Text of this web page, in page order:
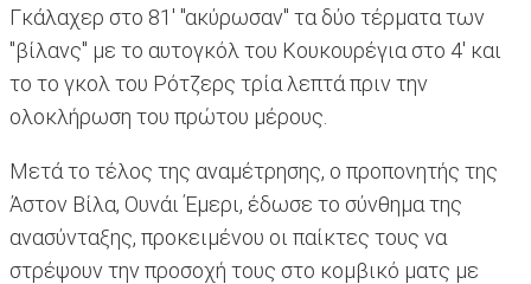
Γκάλαχερ στο 81' "ακύρωσαν" τα δύο τέρματα των
"βίλανς" με το αυτογκόλ του Κουκουρέγια στο 4' και
το το γκολ του Ρότζερς τρία λεπτά πριν την
ολοκλήρωση του πρώτου μέρους.
Μετά το τέλος της αναμέτρησης, ο προπονητής της
Άστον Βίλα, Ουνάι Έμερι, έδωσε το σύνθημα της
ανασύνταξης, προκειμένου οι παίκτες τους να
στρέψουν την προσοχή τους στο κομβικό ματς με